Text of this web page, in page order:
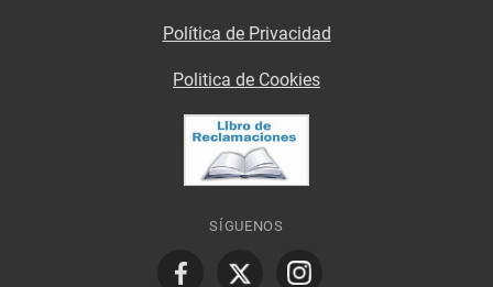
Política de Privacidad
Politica de Cookies
SÍGUENOS